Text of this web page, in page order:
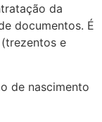
da
documentos. É
e
de nascimento